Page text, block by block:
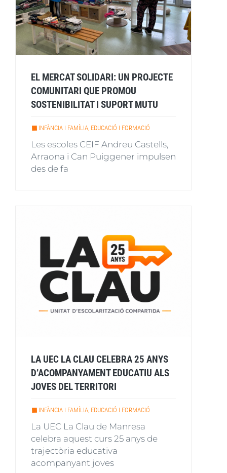
EL MERCAT SOLIDARI: UN PROJECTE
COMUNITARI QUE PROMOU
SOSTENIBILITAT I SUPORT MUTU
INFÀNCIA I FAMÍLIA, EDUCACIÓ I FORMACIÓ
Les escoles CEIF Andreu Castells,
Arraona i Can Puiggener impulsen
des de fa
LA UEC LA CLAU CELEBRA 25 ANYS
D’ACOMPANYAMENT EDUCATIU ALS
JOVES DEL TERRITORI
INFÀNCIA I FAMÍLIA, EDUCACIÓ I FORMACIÓ
La UEC La Clau de Manresa
celebra aquest curs 25 anys de
trajectòria educativa
acompanyant joves